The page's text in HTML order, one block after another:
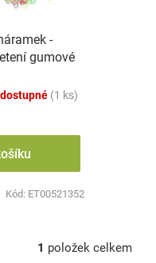
-
gumové
(1 ks)
Kód: ET00521352
O
1 položek celkem